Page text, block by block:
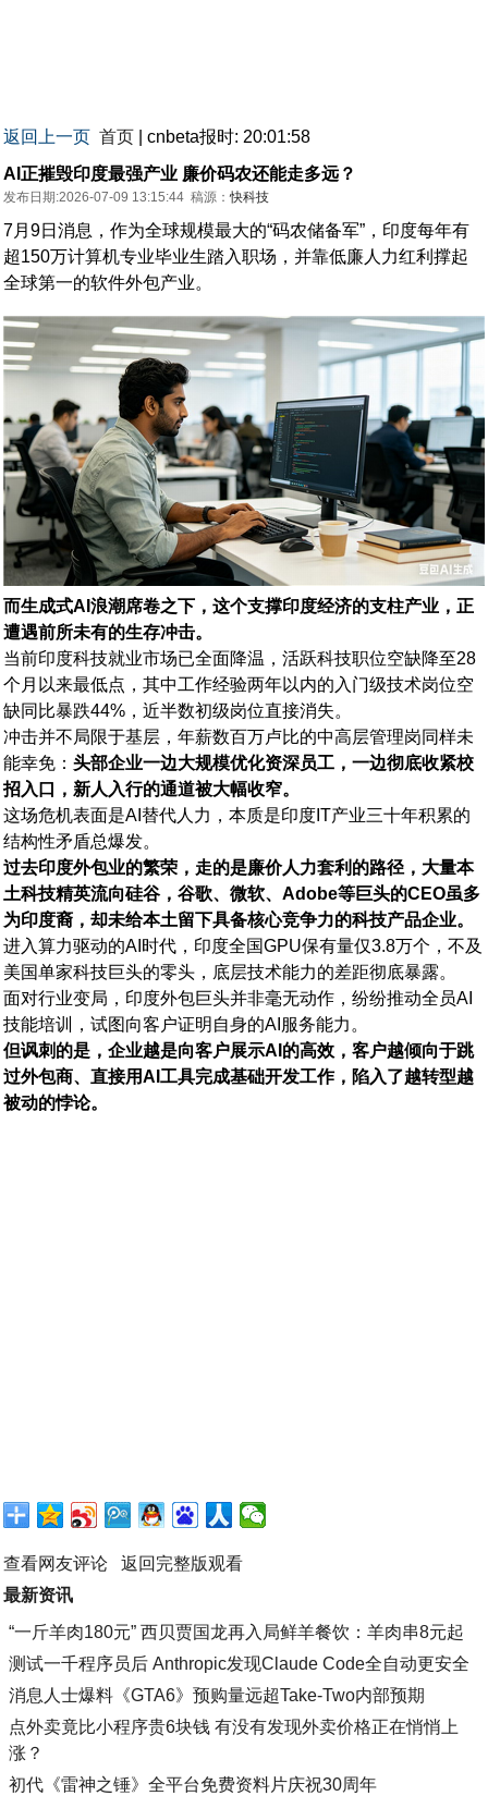
返回上一页 首页 | cnbeta报时: 20:01:58
AI正摧毁印度最强产业 廉价码农还能走多远？
发布日期:2026-07-09 13:15:44 稿源：快科技
7月9日消息，作为全球规模最大的“码农储备军”，印度每年有
超150万计算机专业毕业生踏入职场，并靠低廉人力红利撑起
全球第一的软件外包产业。
而生成式AI浪潮席卷之下，这个支撑印度经济的支柱产业，正
遭遇前所未有的生存冲击。
当前印度科技就业市场已全面降温，活跃科技职位空缺降至28
个月以来最低点，其中工作经验两年以内的入门级技术岗位空
缺同比暴跌44%，近半数初级岗位直接消失。
冲击并不局限于基层，年薪数百万卢比的中高层管理岗同样未
能幸免： 头部企业一边大规模优化资深员工，一边彻底收紧校
招入口，新人入行的通道被大幅收窄。
这场危机表面是AI替代人力，本质是印度IT产业三十年积累的
结构性矛盾总爆发。
过去印度外包业的繁荣，走的是廉价人力套利的路径，大量本
土科技精英流向硅谷，谷歌、微软、Adobe等巨头的CEO虽多
为印度裔，却未给本土留下具备核心竞争力的科技产品企业。
进入算力驱动的AI时代，印度全国GPU保有量仅3.8万个，不及
美国单家科技巨头的零头，底层技术能力的差距彻底暴露。
面对行业变局，印度外包巨头并非毫无动作，纷纷推动全员AI
技能培训，试图向客户证明自身的AI服务能力。
但讽刺的是，企业越是向客户展示AI的高效，客户越倾向于跳
过外包商、直接用AI工具完成基础开发工作，陷入了越转型越
被动的悖论。
查看网友评论
返回完整版观看
最新资讯
“一斤羊肉180元” 西贝贾国龙再入局鲜羊餐饮：羊肉串8元起
测试一千程序员后 Anthropic发现Claude Code全自动更安全
消息人士爆料《GTA6》预购量远超Take-Two内部预期
点外卖竟比小程序贵6块钱 有没有发现外卖价格正在悄悄上
涨？
初代《雷神之锤》全平台免费资料片庆祝30周年